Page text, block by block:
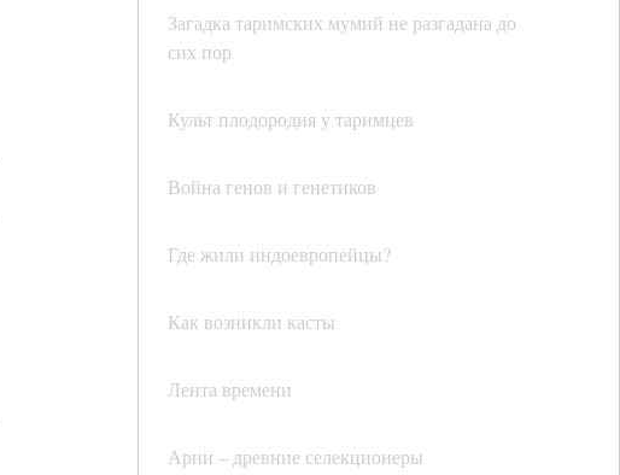
Загадка таримских мумий не разгадана до
сих пор
Культ плодородия у таримцев
Война генов и генетиков
Где жили индоевропейцы?
Как возникли касты
Лента времени
Арии – древние селекционеры